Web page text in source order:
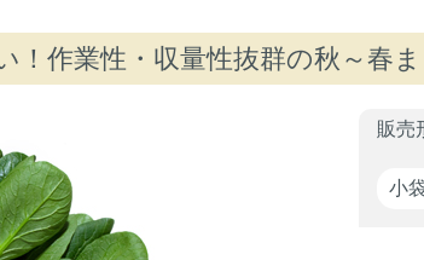
！作業性・収量性抜群の秋～春
販売
小